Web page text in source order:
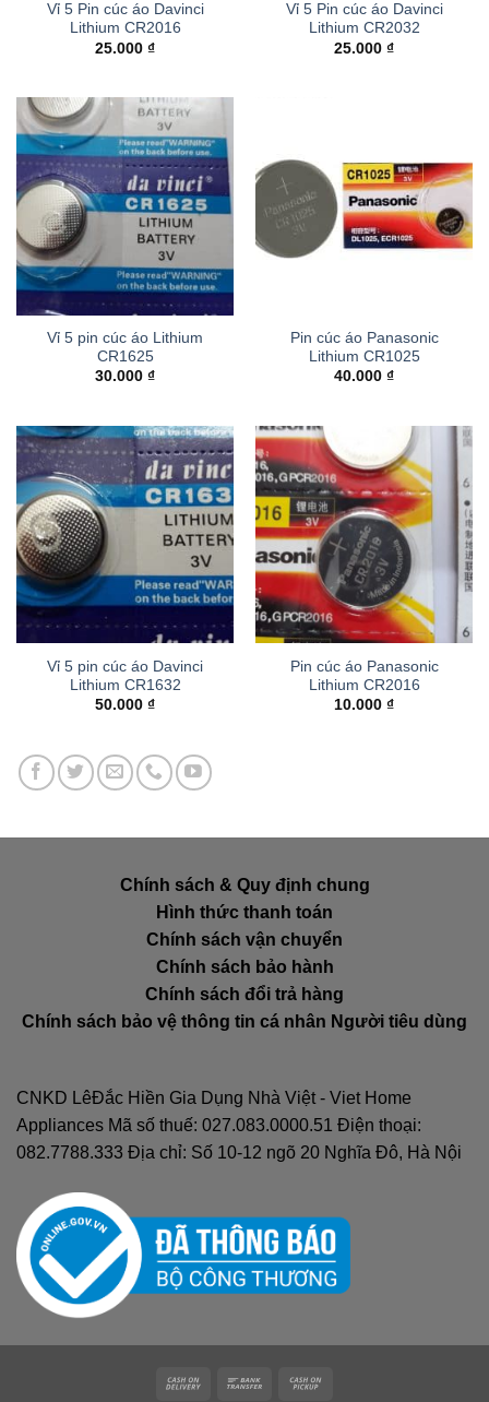
Vỉ 5 Pin cúc áo Davinci
Lithium CR2016
25.000 ₫
Vỉ 5 Pin cúc áo Davinci
Lithium CR2032
25.000 ₫
Vỉ 5 pin cúc áo Lithium
CR1625
30.000 ₫
Pin cúc áo Panasonic
Lithium CR1025
40.000 ₫
Vỉ 5 pin cúc áo Davinci
Lithium CR1632
50.000 ₫
Pin cúc áo Panasonic
Lithium CR2016
10.000 ₫
Chính sách & Quy định chung
Hình thức thanh toán
Chính sách vận chuyển
Chính sách bảo hành
Chính sách đổi trả hàng
Chính sách bảo vệ thông tin cá nhân Người tiêu dùng
CNKD LêĐắc Hiền Gia Dụng Nhà Việt - Viet Home
Appliances Mã số thuế: 027.083.0000.51 Điện thoại:
082.7788.333 Địa chỉ: Số 10-12 ngõ 20 Nghĩa Đô, Hà Nội
Cash
Bank